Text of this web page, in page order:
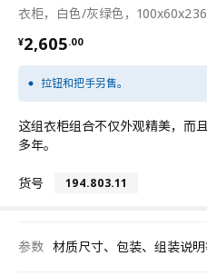
衣柜，白色/灰绿色，
¥2,605.00
¥ 2605.00
拉钮和把手另售。
这组衣柜组合不仅外观精美，而
多年。
货号 194.803.11
参数 材质尺寸、包装、组装说